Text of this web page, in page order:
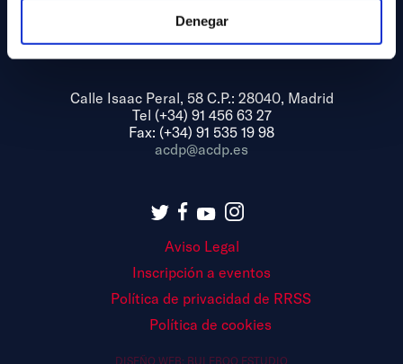
Denegar
Calle Isaac Peral, 58 C.P.: 28040, Madrid
Tel (+34) 91 456 63 27
Fax: (+34) 91 535 19 98
acdp@acdp.es
Aviso Legal
Inscripción a eventos
Política de privacidad de RRSS
Política de cookies
DISEÑO WEB: BULEBOO ESTUDIO